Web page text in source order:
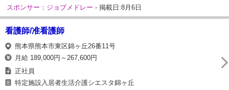
スポンサー：ジョブメドレー - 掲載日:8月6日
看護師/准看護師
熊本県熊本市東区錦ヶ丘26番11号
月給 189,000円～267,600円
正社員
特定施設入居者生活介護シエスタ錦ヶ丘